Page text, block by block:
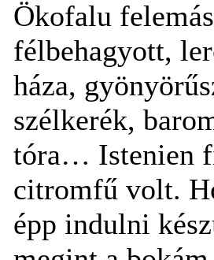
Ökofalu
félbehagyott,
háza,
szélkerék,
tóra… Istenien
citromfű volt.
épp indulni